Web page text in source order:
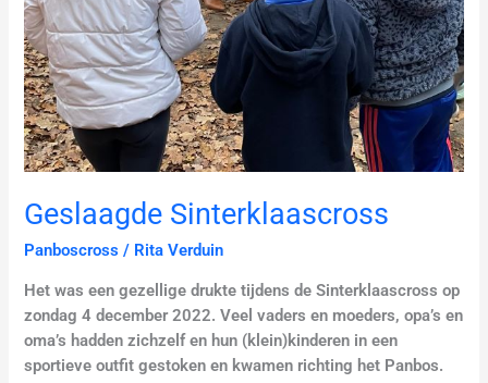
Geslaagde Sinterklaascross
Panboscross / Rita Verduin
Het was een gezellige drukte tijdens de Sinterklaascross op
zondag 4 december 2022. Veel vaders en moeders, opa’s en
oma’s hadden zichzelf en hun (klein)kinderen in een
sportieve outfit gestoken en kwamen richting het Panbos.